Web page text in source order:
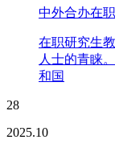
中外合办在
在职研究生
人士的青睐
和国
28
2025.10